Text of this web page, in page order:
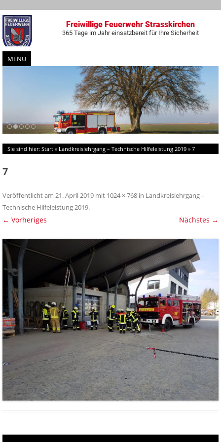
Freiwillige Feuerwehr Strasskirchen
365 Tage im Jahr einsatzbereit für Ihre Sicherheit
MENÜ
Zum
Inhalt
springen
Sie sind hier: Start » Landkreislehrgang – Technische Hilfeleistung 2019 » 7
7
Veröffentlicht am 21. April 2019 mit 1024 × 768 in Landkreislehrgang –
Technische Hilfeleistung 2019.
← Vorheriges Nächstes →